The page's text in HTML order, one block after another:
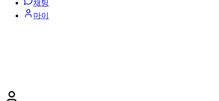
채팅
마이